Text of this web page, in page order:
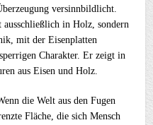
versinnbildlicht.
in Holz, sondern
mit der Eisenplatten
Charakter. Er zeigt in
aus Eisen und Holz.
die Welt aus den Fugen
Fläche, die sich Mensch